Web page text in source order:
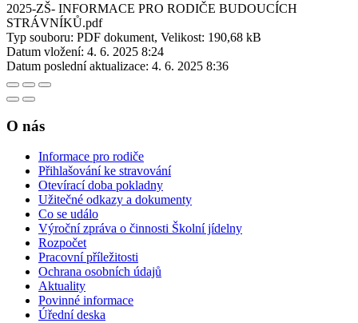
2025-ZŠ- INFORMACE PRO RODIČE BUDOUCÍCH
STRÁVNÍKŮ.pdf
Typ souboru: PDF dokument, Velikost: 190,68 kB
Datum vložení: 4. 6. 2025 8:24
Datum poslední aktualizace: 4. 6. 2025 8:36
O nás
Informace pro rodiče
Přihlašování ke stravování
Otevírací doba pokladny
Užitečné odkazy a dokumenty
Co se událo
Výroční zpráva o činnosti Školní jídelny
Rozpočet
Pracovní příležitosti
Ochrana osobních údajů
Aktuality
Povinné informace
Úřední deska